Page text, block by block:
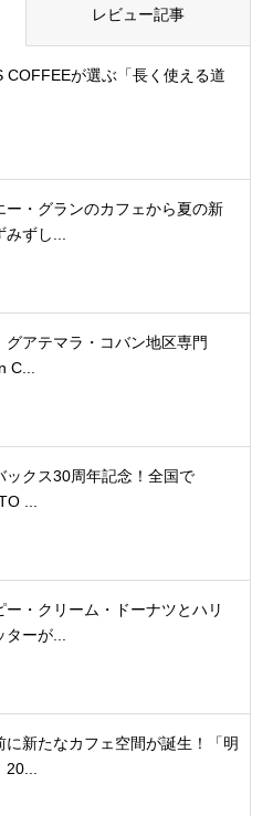
レビュー記事
COFFEEが選ぶ「長く使える道
ー・グランのカフェから夏の新
ずし...
グアテマラ・コバン地区専門
C...
ックス30周年記念！全国で
...
ー・クリーム・ドーナツとハリ
ーが...
に新たなカフェ空間が誕生！「明